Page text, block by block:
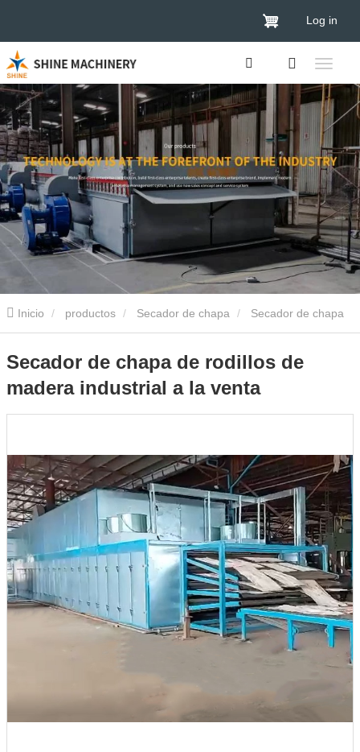
Log in
Inicio productos Secador de chapa Secador de chapa
de madera
la venta
Secador de chapa de rodillos de
madera industrial a la venta